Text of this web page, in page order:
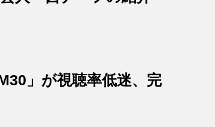
」が視聴率低迷、完